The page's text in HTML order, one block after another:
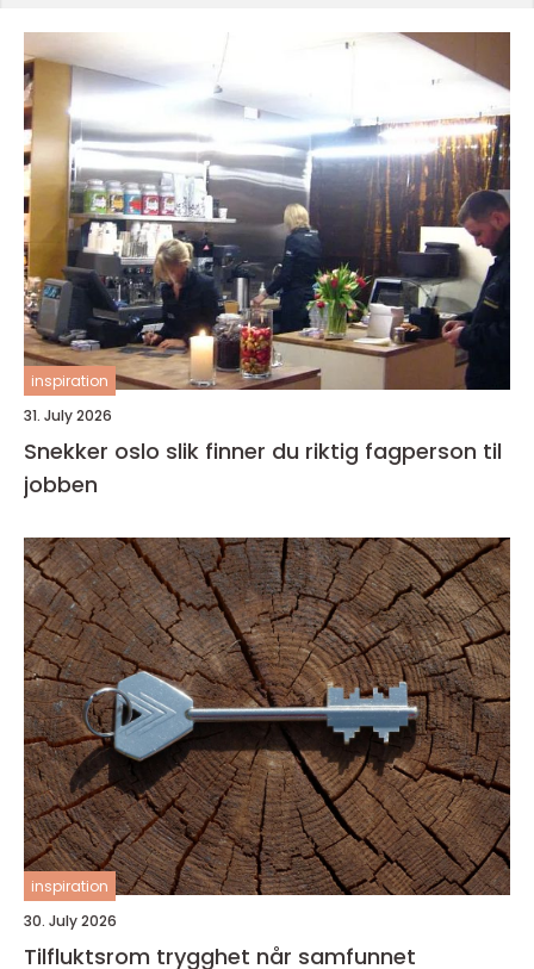
inspiration
31. July 2026
Snekker oslo slik finner du riktig fagperson til
jobben
inspiration
30. July 2026
Tilfluktsrom trygghet når samfunnet